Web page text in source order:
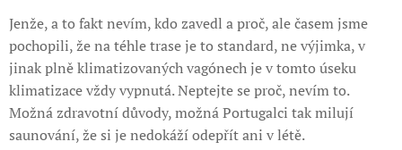
Jenže, a to fakt nevím, kdo zavedl a proč, ale časem jsme
pochopili, že na téhle trase je to standard, ne výjimka, v
jinak plně klimatizovaných vagónech je v tomto úseku
klimatizace vždy vypnutá. Neptejte se proč, nevím to.
Možná zdravotní důvody, možná Portugalci tak milují
saunování, že si je nedokáží odepřít ani v létě.